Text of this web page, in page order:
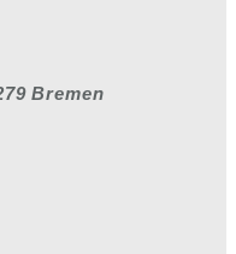
Bremen